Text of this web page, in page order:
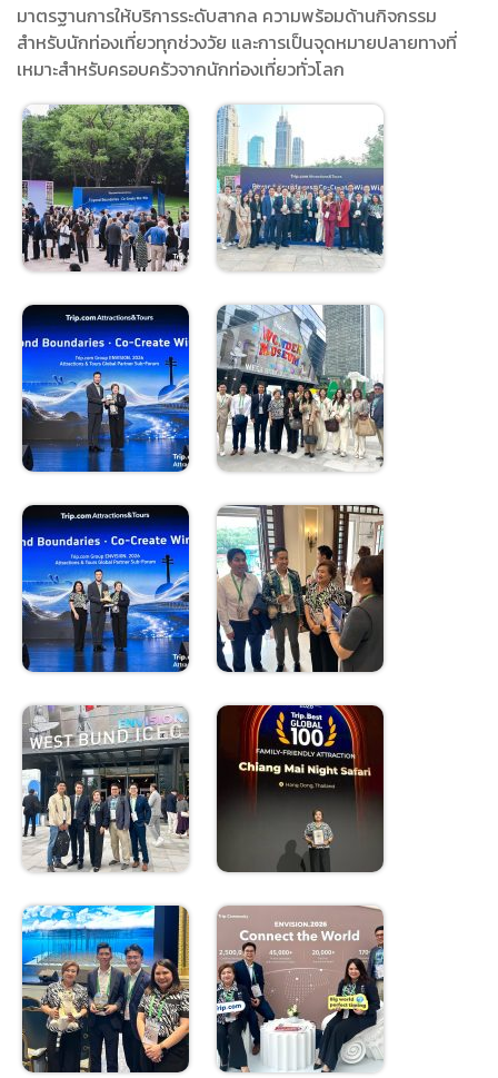
มาตรฐานการให้บริการระดับสากล ความพร้อมด้านกิจกรรม
สำหรับนักท่องเที่ยวทุกช่วงวัย และการเป็นจุดหมายปลายทางที่
เหมาะสำหรับครอบครัวจากนักท่องเที่ยวทั่วโลก